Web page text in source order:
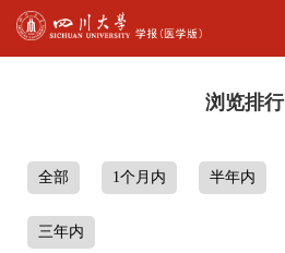
浏览排行
全部 1个月内 半年内
三年内